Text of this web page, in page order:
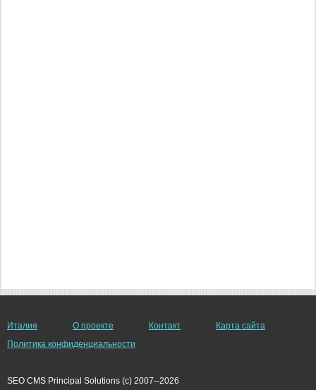
Италия О проекте Контакт
Карта сайта
Политика конфиденциальности
SEO CMS Principal Solutions (c) 2007--2026